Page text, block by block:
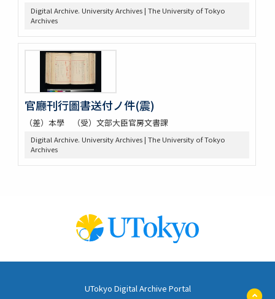
Digital Archive. University Archives | The University of Tokyo
Archives
官廳刊行圖書送付ノ件(震)
（差）本學 （受）文部大臣官房文書課
Digital Archive. University Archives | The University of Tokyo
Archives
UTokyo Digital Archive Portal
ペ